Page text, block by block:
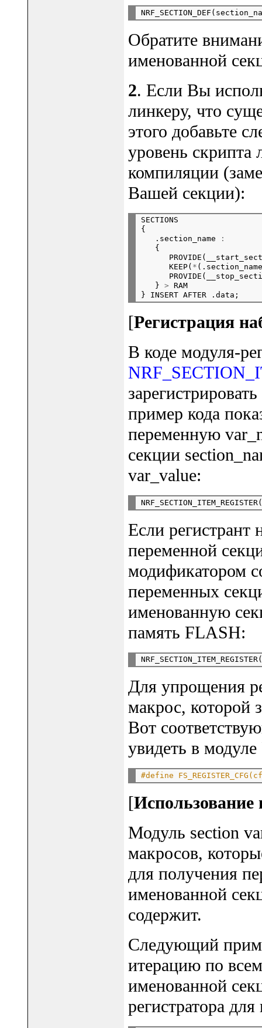
Обратите
именованной
2. Если Вы
линкеру, что
этого добавьте
уровень скрипта
компиляции
Вашей секции):
SECTIONS
{
   .section_name
:
   {
      KEEP(
*
   }
> RAM
[Регистрация
В коде модуля-
пример кода
переменную
секции
var_value:
Если регистрант
переменной
модификатором
переменных
именованную
память FLASH:
Для упрощения
макрос, которой
Вот
увидеть в
#define
[Использование
Модуль section
макросов,
для получения
именованной
содержит.
Следующий
итерацию по
именованной
регистратора